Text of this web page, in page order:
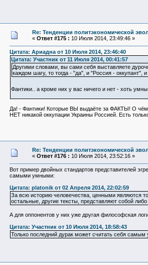
Re: Тенденции политэкономической
« Ответ #175 : 10 Июля 2014, 23:49:46 »
Цитата: Ариадна от 10 Июля 2014, 23:46:40
Цитата: Участник от 11 Июля 2014, 00:41:57
Другими словами, вы сами себя выставляете
каждом шагу, то тогда - "да", и "Россия - оккупант",
Фантики.. а кроме них у вас ничего и нет - хоть
Да! - Фантики! Которые ВЫ выдаёте за ФАКТЫ! О чём
НЕТ никакой оккупации Украины Россией. Есть
Re: Тенденции политэкономической
« Ответ #176 : 10 Июля 2014, 23:52:16 »
Вот пример двойных стандартов представителей
самыми умными:
Цитата: platonik от 02 Апреля 2014, 22:02:59
За всю историю человечества, ценными являются
остальные, другие тексты, представляют собой
А для оппонентов у них уже другая философская
Цитата: Участник от 10 Июля 2014, 18:58:43
Только последний дурак может считать себя